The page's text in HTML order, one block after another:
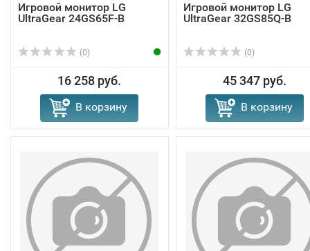
Игровой монитор LG
UltraGear 24GS65F-B
(0)
16 258 руб.
В корзину
Игровой монитор LG
UltraGear 32GS85Q-B
(0)
45 347 руб.
В корзину